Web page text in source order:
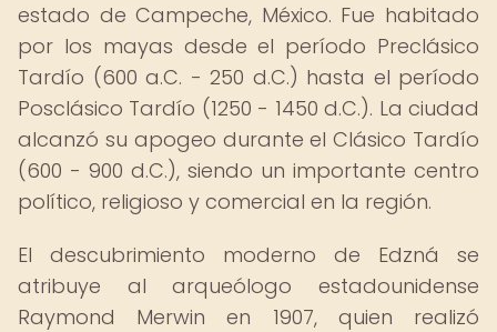
estado de Campeche, México. Fue habitado
por los mayas desde el período Preclásico
Tardío (600 a.C. - 250 d.C.) hasta el período
Posclásico Tardío (1250 - 1450 d.C.). La ciudad
alcanzó su apogeo durante el Clásico Tardío
(600 - 900 d.C.), siendo un importante centro
político, religioso y comercial en la región.
El descubrimiento moderno de Edzná se
atribuye al arqueólogo estadounidense
Raymond Merwin en 1907, quien realizó